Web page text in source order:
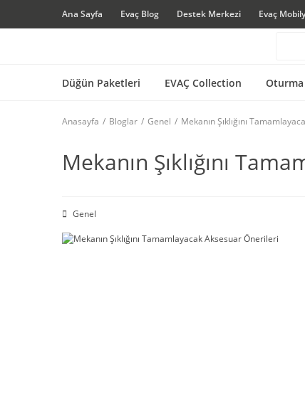
Ana Sayfa Evaç Blog Destek Merkezi Evaç
Düğün Paketleri EVAÇ Collection Oturma
Anasayfa Bloglar Genel Mekanın Şıklığını
Mekanın Şıklığını
Genel